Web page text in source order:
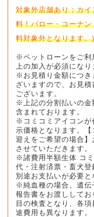
対象外店舗あり：カ
料！バロー・コーナ
料対象外となります。
※ペットローンをご利
上の加入が必須になり
※お見積り金額につき
ざいますので、お見
ございます。
※上記の分割払いの金
含まれております。
※コミコミアイコンが
示価格となります。
迎えをご希望の場合
させていただきます。
※諸費用半額生体 コ
代・注射済票・畜犬
別途お支払いが必要と
※純血種の場合、遺伝
報告書をお渡しして
目の検査となり、各
途費用も異なります。